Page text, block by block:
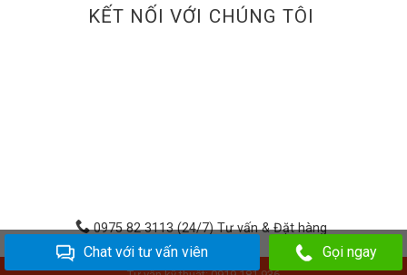
KẾT NỐI VỚI CHÚNG TÔI
0975 82 3113 (24/7) Tư vấn & Đặt hàng
Chat với tư vấn viên Gọi ngay